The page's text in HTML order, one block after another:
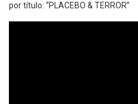
por título: “PLACEBO & TERROR”